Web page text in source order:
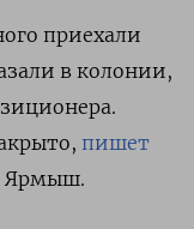
приехали
в колонии,
пишет
Ярмыш.